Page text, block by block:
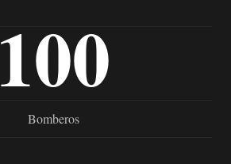
100
Bomberos